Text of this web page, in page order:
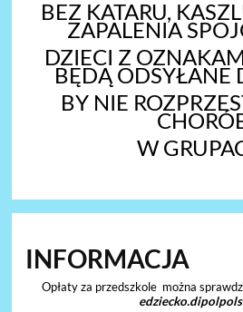
BEZ KATARU,
ZAPALENIA
DZIECI Z
BĘDĄ ODSYŁANE
BY NIE
W
INFORMACJA
Opłaty za przedszkole można